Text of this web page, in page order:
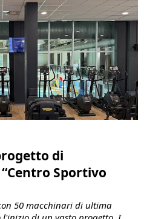
di
Sportivo
50 macchinari di ultima